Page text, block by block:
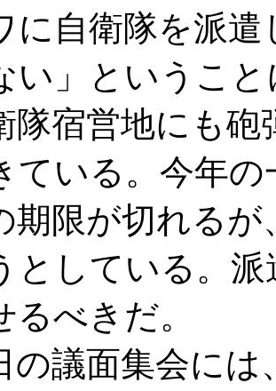
に自衛隊を派
い」というこ
隊宿営地にも
ている。今年
期限が切れる
としている。
るべきだ。
議面集会には